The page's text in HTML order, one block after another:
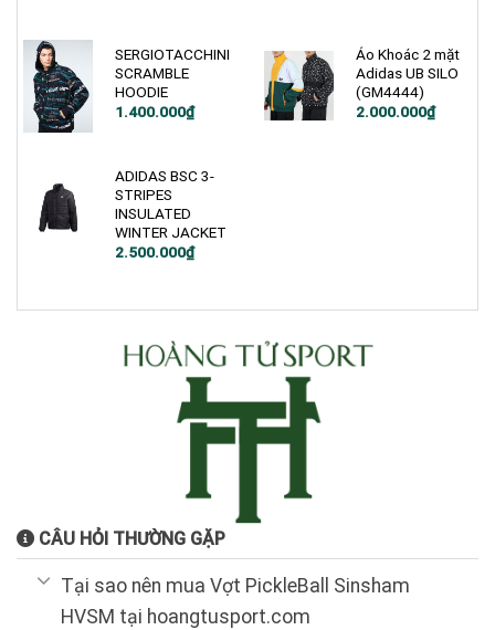
1.800.000₫.
SERGIOTACCHINI
SCRAMBLE
HOODIE
Giá
1.400.000₫
Giá
1.400.000₫.
Áo Khoác 2 mặt
Adidas UB SILO
(GM4444)
Giá
2.000.000₫
Giá
ADIDAS BSC 3-
STRIPES
INSULATED
WINTER JACKET
Giá
2.500.000₫
Giá
2.500.000₫.
CÂU HỎI THƯỜNG GẶP
Tại sao nên mua Vợt PickleBall Sinsham
HVSM tại hoangtusport.com